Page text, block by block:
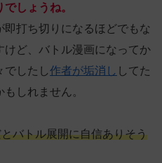
しょうね。
打ち切りになるほどでもな
けど、バトル漫画になってか
でしたし作者が垢消し してた
しれません。
バトル展開に自信ありそう